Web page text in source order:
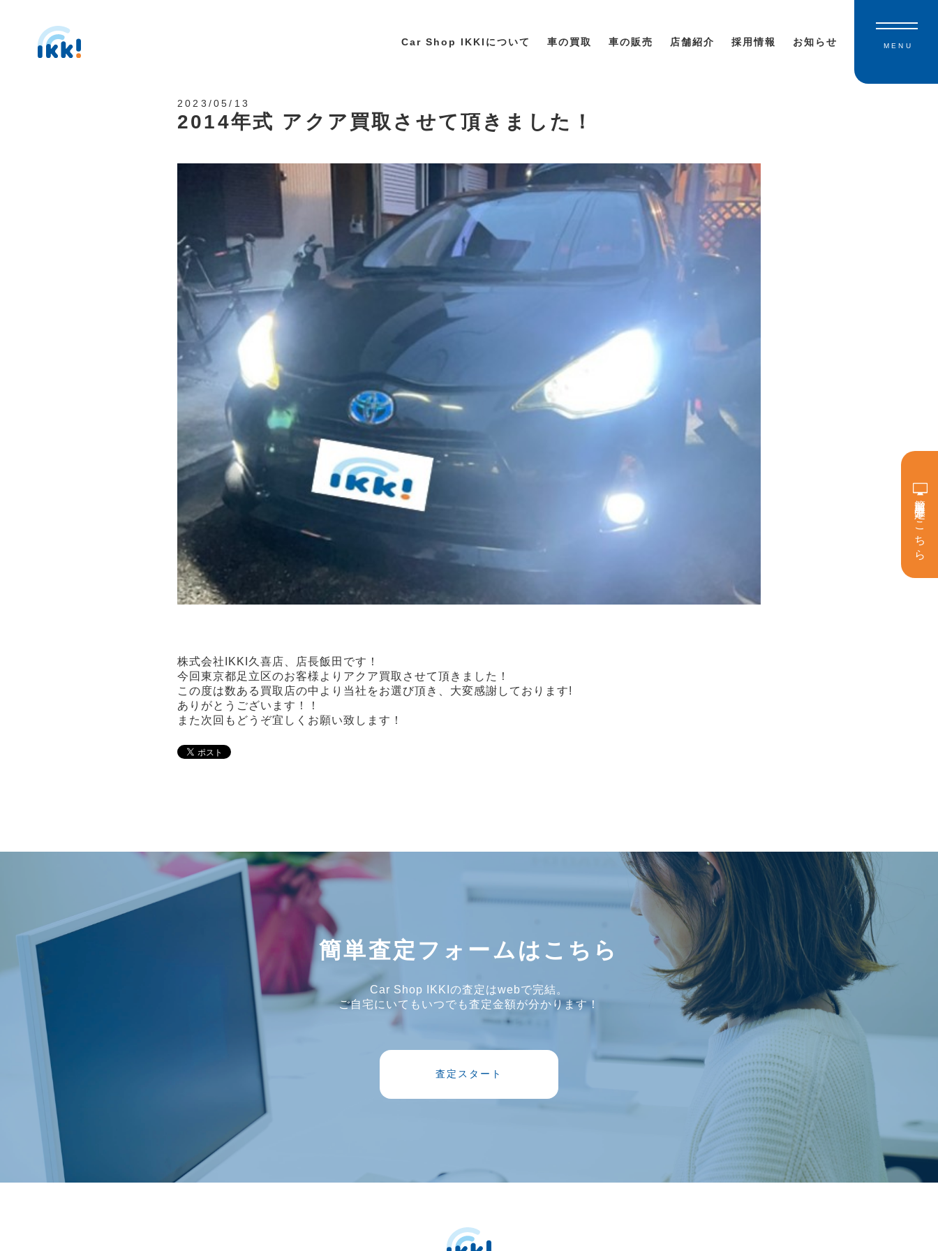
Car Shop IKKIについて 車の買取 車の販売 店舗紹介 採用情報 お知らせ MENU
簡単買取査定はこちら
2023/05/13
2014年式 アクア買取させて頂きました！
株式会社IKKI久喜店、店長飯田です！
今回東京都足立区のお客様よりアクア買取させて頂きました！
この度は数ある買取店の中より当社をお選び頂き、大変感謝しております!
ありがとうございます！！
また次回もどうぞ宜しくお願い致します！
簡単査定フォームはこちら
Car Shop IKKIの査定はwebで完結。
ご自宅にいてもいつでも査定金額が分かります！
査定スタート